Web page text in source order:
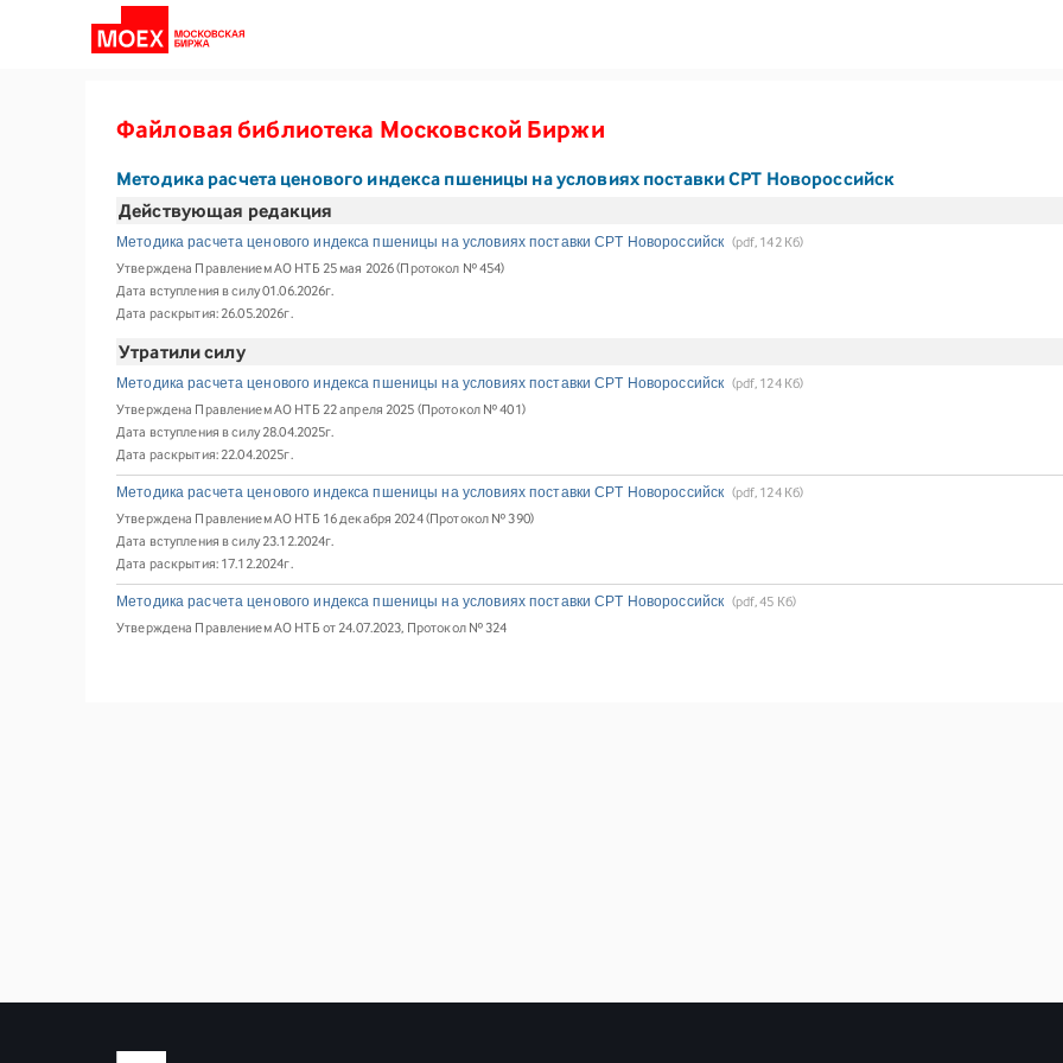
Файловая библиотека Московской Биржи
Методика расчета ценового индекса пшеницы на условиях поставки CPT Новороссийск
Действующая редакция
Методика расчета ценового индекса пшеницы на условиях поставки CPT Новороссийск (pdf, 142 Кб)
Утверждена Правлением АО НТБ 25 мая 2026 (Протокол № 454)
Дата вступления в силу 01.06.2026г.
Дата раскрытия: 26.05.2026г.
Утратили силу
Методика расчета ценового индекса пшеницы на условиях поставки CPT Новороссийск (pdf, 124 Кб)
Утверждена Правлением АО НТБ 22 апреля 2025 (Протокол № 401)
Дата вступления в силу 28.04.2025г.
Дата раскрытия: 22.04.2025г.
Методика расчета ценового индекса пшеницы на условиях поставки CPT Новороссийск (pdf, 124 Кб)
Утверждена Правлением АО НТБ 16 декабря 2024 (Протокол № 390)
Дата вступления в силу 23.12.2024г.
Дата раскрытия: 17.12.2024г.
Методика расчета ценового индекса пшеницы на условиях поставки CPT Новороссийск (pdf, 45 Кб)
Утверждена Правлением АО НТБ от 24.07.2023, Протокол № 324